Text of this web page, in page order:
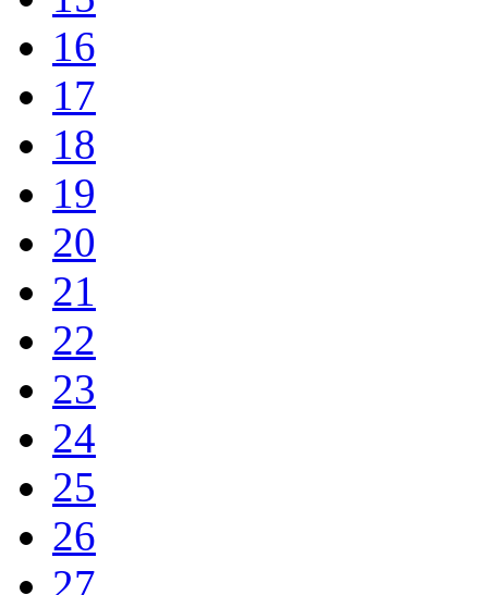
16
17
18
19
20
21
22
23
24
25
26
27